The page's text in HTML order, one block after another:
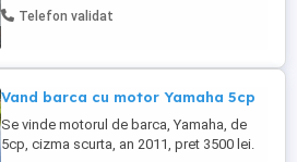
Telefon validat
Vand barca cu motor Yamaha 5cp
Se vinde motorul de barca, Yamaha, de
5cp, cizma scurta, an 2011, pret 3500 lei.